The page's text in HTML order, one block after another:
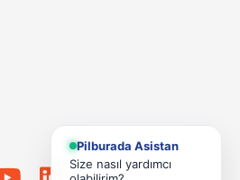
Pilburada Asistan
Size nasıl yardımcı